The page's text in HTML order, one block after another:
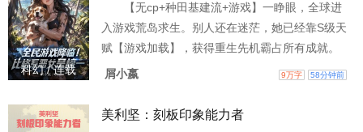
320822880，欢迎聊天吹水）
科幻 / 连载
【无cp+种田基建流+游戏】一睁眼，全球进
入游戏荒岛求生。别人还在迷茫，她已经靠S级天
赋【游戏加载】，获得重生先机霸占所有成就。
靠游戏看好特殊效果【努力就会收获】猛猛肝体
成就远不止于此：怒啃吸她血的水蛭获得成就
屑小嬴 9万字 58分钟前
美利坚：刻板印象能力者